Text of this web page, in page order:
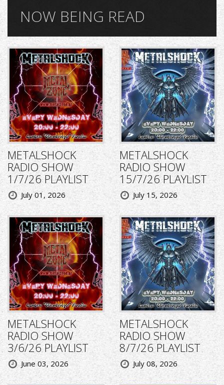
NOW BEING READ
METALSHOCK
RADIO SHOW
1/7/26 PLAYLIST
July 01, 2026
METALSHOCK
RADIO SHOW
15/7/26 PLAYLIST
July 15, 2026
METALSHOCK
RADIO SHOW
3/6/26 PLAYLIST
June 03, 2026
METALSHOCK
RADIO SHOW
8/7/26 PLAYLIST
July 08, 2026